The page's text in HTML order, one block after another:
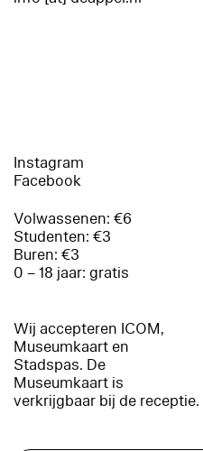
Instagram
Facebook
Volwassenen: €6
Studenten: €3
Buren: €3
0 – 18 jaar: gratis
Wij accepteren ICOM,
Museumkaart en
Stadspas. De
Museumkaart is
verkrijgbaar bij de receptie.